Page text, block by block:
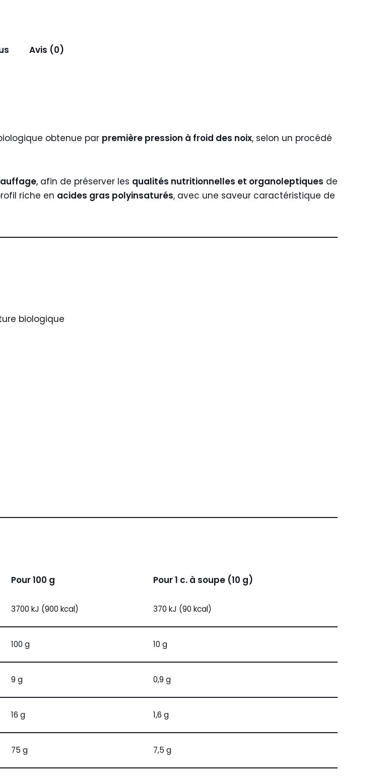
Avis (0)
obtenue par première pression à froid des noix, selon un procédé
, afin de préserver les qualités nutritionnelles et organoleptiques de
riche en acides gras polyinsaturés, avec une saveur caractéristique de
biologique
Pour 100 g Pour 1 c. à soupe (10 g)
3700 kJ (900 kcal) 370 kJ (90 kcal)
100 g 10 g
9 g 0,9 g
16 g 1,6 g
75 g 7,5 g